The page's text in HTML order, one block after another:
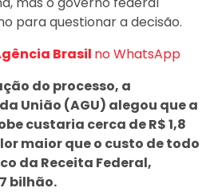
para questionar a decisão.
Brasil no WhatsApp
do processo, a
União (AGU) alegou que a
custaria cerca de R$ 1,8
maior que o custo de todo
da Receita Federal,
bilhão.